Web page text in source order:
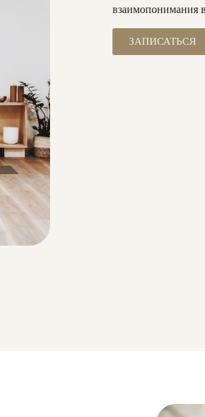
взаимопонимания
ЗАПИСАТЬСЯ